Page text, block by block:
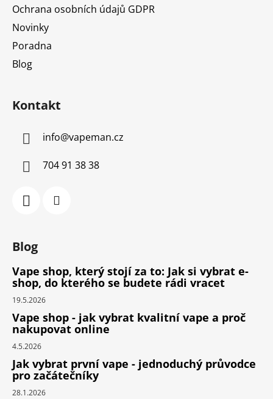
Ochrana osobních údajů GDPR
Novinky
Poradna
Blog
Kontakt
info@vapeman.cz
704 91 38 38
Blog
Vape shop, který stojí za to: Jak si vybrat e-
shop, do kterého se budete rádi vracet
19.5.2026
Vape shop - jak vybrat kvalitní vape a proč
nakupovat online
4.5.2026
Jak vybrat první vape - jednoduchý průvodce
pro začátečníky
28.1.2026